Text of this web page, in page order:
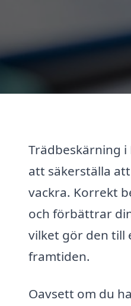
Trädbeskärning
att säkerställa
vackra. Korrekt
och förbättrar
vilket gör den till
framtiden.
Oavsett om du